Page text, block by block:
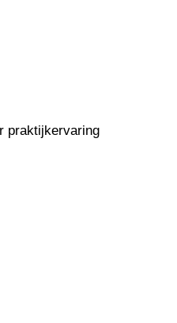
praktijkervaring